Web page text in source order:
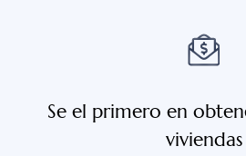
Se el primero en
viviendas